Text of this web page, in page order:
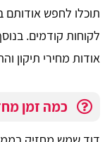
תוכלו לחפש אודותם
לקוחות קודמים.
אודות מחירי תיקון
כמה זמן